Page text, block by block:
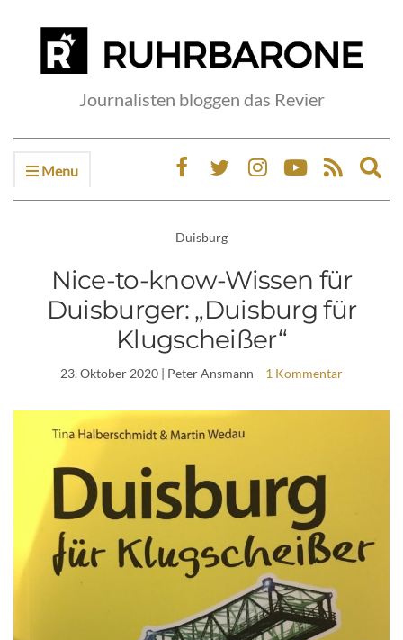
Journalisten bloggen das Revier
Menu
Duisburg
Nice-to-know-Wissen für
Duisburger: „Duisburg für
Klugscheißer“
23. Oktober 2020 | Peter Ansmann 1 Kommentar